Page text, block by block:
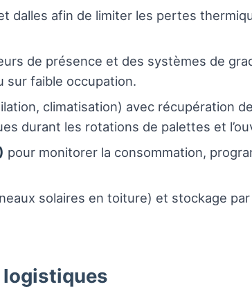
dalles afin de limiter les pertes
de présence et des systèmes de
sur faible occupation.
climatisation) avec récupération
durant les rotations de palettes et
pour monitorer la consommation,
solaires en toiture) et stockage
logistiques